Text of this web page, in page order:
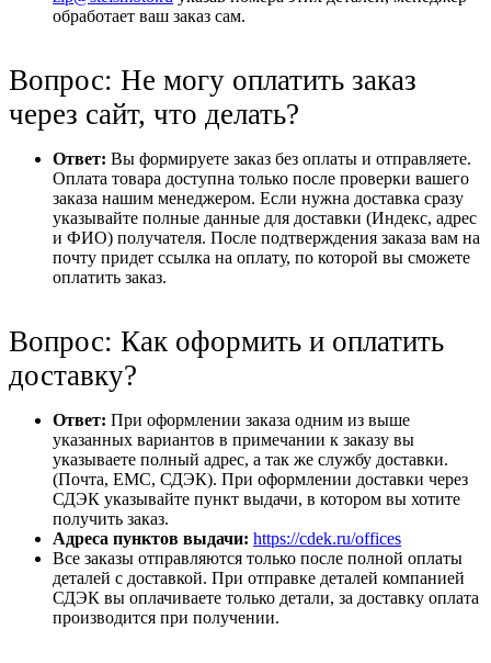
обработает ваш заказ сам.
Вопрос: Не могу оплатить заказ
через сайт, что делать?
Ответ: Вы формируете заказ без оплаты и отправляете.
Оплата товара доступна только после проверки вашего
заказа нашим менеджером. Если нужна доставка сразу
указывайте полные данные для доставки (Индекс, адрес
и ФИО) получателя. После подтверждения заказа вам на
почту придет ссылка на оплату, по которой вы сможете
оплатить заказ.
Вопрос: Как оформить и оплатить
доставку?
Ответ: При оформлении заказа одним из выше
указанных вариантов в примечании к заказу вы
указываете полный адрес, а так же службу доставки.
(Почта, ЕМС, СДЭК). При оформлении доставки через
СДЭК указывайте пункт выдачи, в котором вы хотите
получить заказ.
Адреса пунктов выдачи: https://cdek.ru/offices
Все заказы отправляются только после полной оплаты
деталей с доставкой. При отправке деталей компанией
СДЭК вы оплачиваете только детали, за доставку оплата
производится при получении.